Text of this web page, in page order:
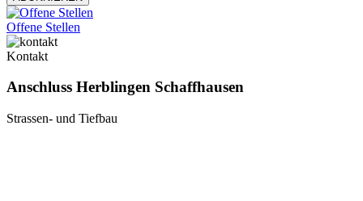
Offene Stellen
Kontakt
Anschluss Herblingen Schaffhausen
Strassen- und Tiefbau